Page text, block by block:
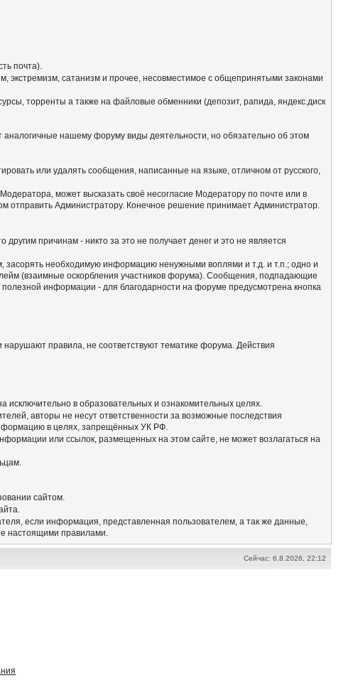
почта).
экстремизм, сатанизм и прочее, несовместимое с общепринятыми законами
торренты а также на файловые обменники (депозит, рапида, яндекс.диск
аналогичные нашему форуму виды деятельности, но обязательно об этом
или удалять сообщения, написанные на языке, отличном от русского,
может высказать своё несогласие Модератору по почте или в
отправить Администратору. Конечное решение принимает Администратор.
причинам - никто за это не получает денег и это не является
засорять необходимую информацию ненужными воплями и т.д. и т.п.; одно и
(взаимные оскорбления участников форума). Сообщения, подпадающие
информации - для благодарности на форуме предусмотрена кнопка
правила, не соответствуют тематике форума. Действия
исключительно в образовательных и ознакомительных целях.
авторы не несут ответственности за возможные последствия
в целях, запрещённых УК РФ.
или ссылок, размещенных на этом сайте, не может возлагаться на
сайтом.
если информация, представленная пользователем, а так же данные,
настоящими правилами.
Сейчас: 6.8.2026, 22:12